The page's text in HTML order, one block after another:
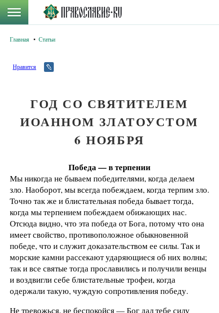
Главная Статьи
Нравится
ГОД СО СВЯТИТЕЛЕМ
ИОАННОМ ЗЛАТОУСТОМ
6 НОЯБРЯ
Победа — в терпении
Мы никогда не бываем победителями, когда делаем
зло. Наоборот, мы всегда побеждаем, когда терпим зло.
Точно так же и блистательная победа бывает тогда,
когда мы терпением побеждаем обижающих нас.
Отсюда видно, что эта победа от Бога, потому что она
имеет свойство, противоположное обыкновенной
победе, что и служит доказательством ее силы. Так и
морские камни рассекают ударяющиеся об них волны;
так и все святые тогда прославились и получили венцы
и воздвигли себе блистательные трофеи, когда
одержали такую, чуждую сопротивления победу.
Не тревожься, не беспокойся — Бог дал тебе силу